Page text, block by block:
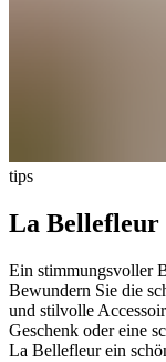
tips
La Bellefleur
Ein stimmungsvoller
Bewundern Sie die
und stilvolle
Geschenk oder eine
La Bellefleur ein